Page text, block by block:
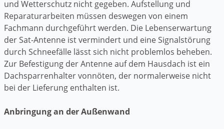
und Wetterschutz nicht gegeben. Aufstellung und
Reparaturarbeiten müssen deswegen von einem
Fachmann durchgeführt werden. Die Lebenserwartung
der Sat-Antenne ist vermindert und eine Signalstörung
durch Schneefälle lässt sich nicht problemlos beheben.
Zur Befestigung der Antenne auf dem Hausdach ist ein
Dachsparrenhalter vonnöten, der normalerweise nicht
bei der Lieferung enthalten ist.
Anbringung an der Außenwand